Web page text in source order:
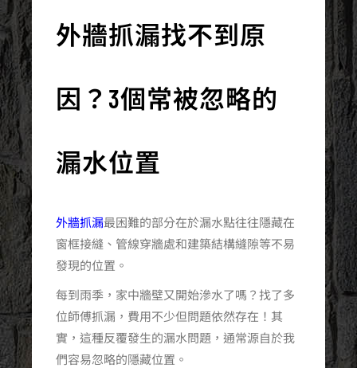
外牆抓漏找不到原
因？3個常被忽略的
漏水位置
外牆抓漏最困難的部分在於漏水點往往隱藏在
窗框接縫、管線穿牆處和建築結構縫隙等不易
發現的位置。
每到雨季，家中牆壁又開始滲水了嗎？找了多
位師傅抓漏，費用不少但問題依然存在！其
實，這種反覆發生的漏水問題，通常源自於我
們容易忽略的隱藏位置。